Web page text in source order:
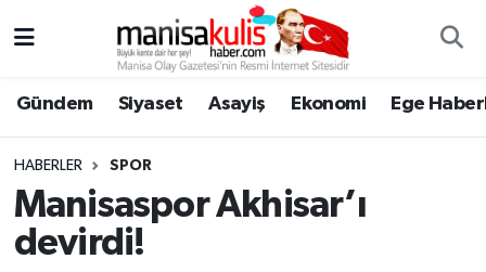
Gündem Siyaset Asayiş Ekonomi Ege
HABERLER SPOR
Manisaspor Akhisar’ı
devirdi!
Ege Haberleri
Ekonomi
Genel
Yunusemre Hava Durumu
Yunusemre Trafik Yoğunluk Haritası
Süper Lig Puan Durumu ve Fikstür